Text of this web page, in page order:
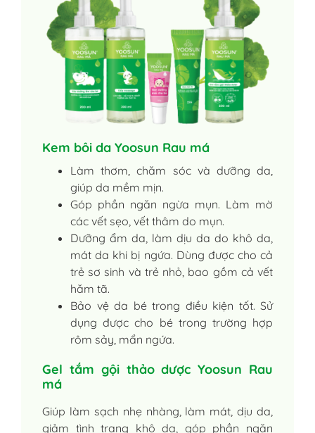
Kem bôi da Yoosun Rau má
Làm thơm, chăm sóc và dưỡng da,
giúp da mềm mịn.
Góp phần ngăn ngừa mụn. Làm mờ
các vết sẹo, vết thâm do mụn.
Dưỡng ẩm da, làm dịu da do khô da,
mát da khi bị ngứa. Dùng được cho cả
trẻ sơ sinh và trẻ nhỏ, bao gồm cả vết
hăm tã.
Bảo vệ da bé trong điều kiện tốt. Sử
dụng được cho bé trong trường hợp
rôm sảy, mẩn ngứa.
Gel tắm gội thảo dược Yoosun Rau
má
Giúp làm sạch nhẹ nhàng, làm mát, dịu da,
giảm tình trạng khô da, góp phần ngăn